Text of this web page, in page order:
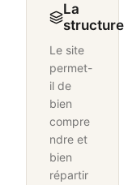
La
structure
Le site
permet-
il de
bien
compre
ndre et
bien
répartir